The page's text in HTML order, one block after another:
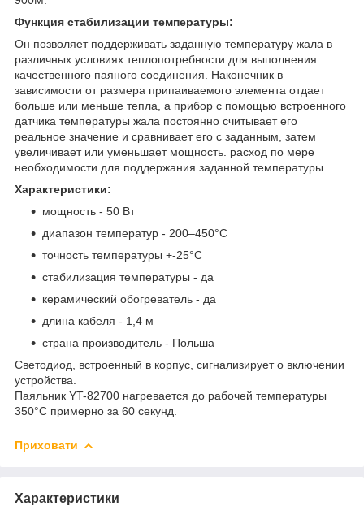
Функция стабилизации температуры:
Он позволяет поддерживать заданную температуру жала в
различных условиях теплопотребности для выполнения
качественного паяного соединения. Наконечник в
зависимости от размера припаиваемого элемента отдает
больше или меньше тепла, а прибор с помощью встроенного
датчика температуры жала постоянно считывает его
реальное значение и сравнивает его с заданным, затем
увеличивает или уменьшает мощность. расход по мере
необходимости для поддержания заданной температуры.
Характеристики:
мощность - 50 Вт
диапазон температур - 200–450°C
точность температуры +-25°C
стабилизация температуры - да
керамический обогреватель - да
длина кабеля - 1,4 м
страна производитель - Польша
Светодиод, встроенный в корпус, сигнализирует о включении
устройства.
Паяльник YT-82700 нагревается до рабочей температуры
350°С примерно за 60 секунд.
Приховати
Характеристики